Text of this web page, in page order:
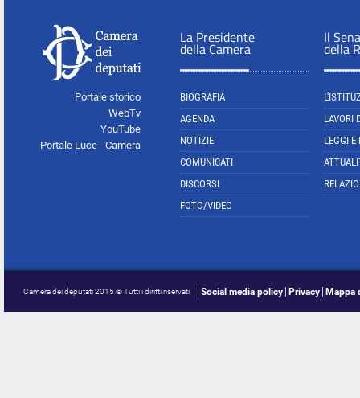
Portale storico
WebTv
YouTube
Portale Luce - Camera
La Presidente
della Camera
BIOGRAFIA
AGENDA
NOTIZIE
COMUNICATI
DISCORSI
FOTO/VIDEO
Il
della
LAVORI
LEGGI E
Camera dei deputati 2015 © Tutti i diritti riservati Social media policy Privacy Mappa